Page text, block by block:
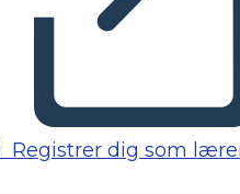
Registrer dig som